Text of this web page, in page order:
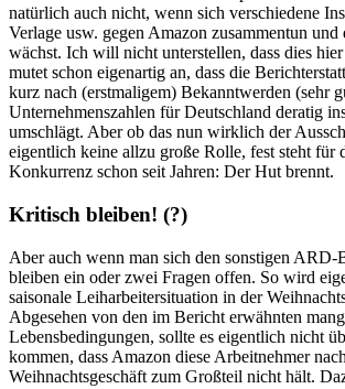
natürlich auch nicht, wenn sich verschiedene
Verlage usw. gegen Amazon zusammentun und
wächst. Ich will nicht unterstellen, dass dies hier
mutet schon eigenartig an, dass die
kurz nach (erstmaligem) Bekanntwerden (sehr
Unternehmenszahlen für Deutschland deratig
umschlägt. Aber ob das nun wirklich der
eigentlich keine allzu große Rolle, fest steht für
Konkurrenz schon seit Jahren: Der Hut brennt.
Kritisch bleiben! (?)
Aber auch wenn man sich den sonstigen ARD-
bleiben ein oder zwei Fragen offen. So wird
saisonale Leiharbeitersituation in der
Abgesehen von den im Bericht erwähnten
Lebensbedingungen, sollte es eigentlich nicht
kommen, dass Amazon diese Arbeitnehmer
Weihnachtsgeschäft zum Großteil nicht hält.